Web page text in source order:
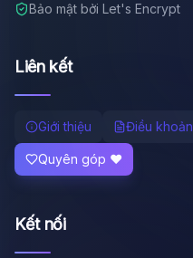
Bảo mật bởi Let's Encrypt
Liên kết
Giới thiệu Điều khoản
Quyên góp ❤️
Kết nối